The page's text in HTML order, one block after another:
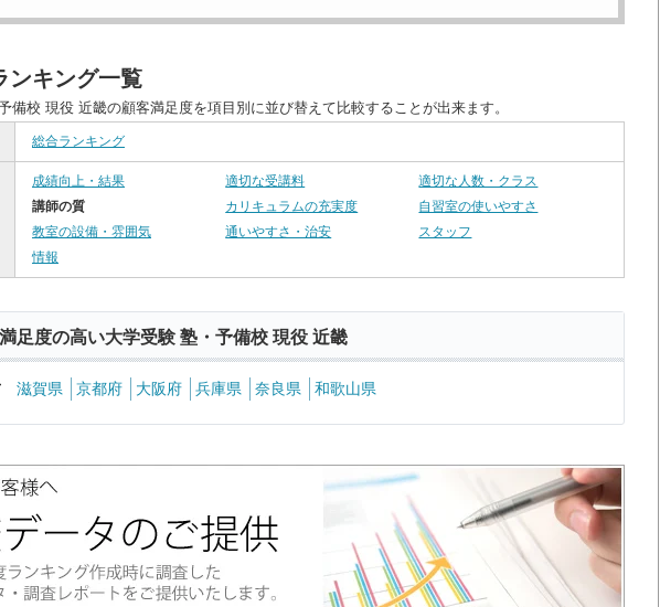
ンキング一覧
備校 現役 近畿の顧客満足度を項目別に並び替えて比較することが出来ます。
総合ランキング
成績向上・結果 適切な受講料
適切な人数・クラス
講師の質
カリキュラムの充実度
自習室の使いやすさ
教室の設備・雰囲気
通いやすさ・治安
スタッフ
情報
足度の高い大学受験 塾・予備校 現役 近畿
滋賀県 京都府 大阪府 兵庫県 奈良県 和歌山県